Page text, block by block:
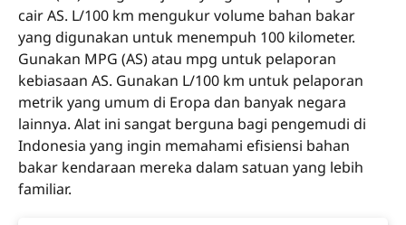
cair AS. L/100 km mengukur volume bahan bakar
yang digunakan untuk menempuh 100 kilometer.
Gunakan MPG (AS) atau mpg untuk pelaporan
kebiasaan AS. Gunakan L/100 km untuk pelaporan
metrik yang umum di Eropa dan banyak negara
lainnya. Alat ini sangat berguna bagi pengemudi di
Indonesia yang ingin memahami efisiensi bahan
bakar kendaraan mereka dalam satuan yang lebih
familiar.